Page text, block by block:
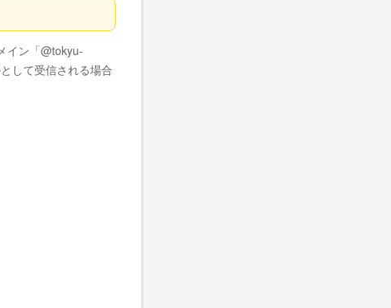
イン「@tokyu-
して受信される場合